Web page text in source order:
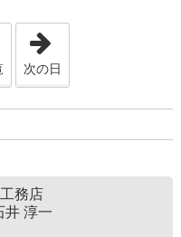
月20日」
次の日
務店
淳一